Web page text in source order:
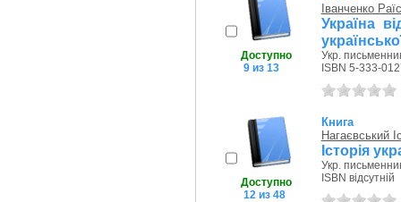
Доступно
9 из 13
Іванченко
Україна
Укр.
ISBN 5-333-
Доступно
12 из 48
Книга
Нагаєвський
Історія
Укр.
ISBN відсутній